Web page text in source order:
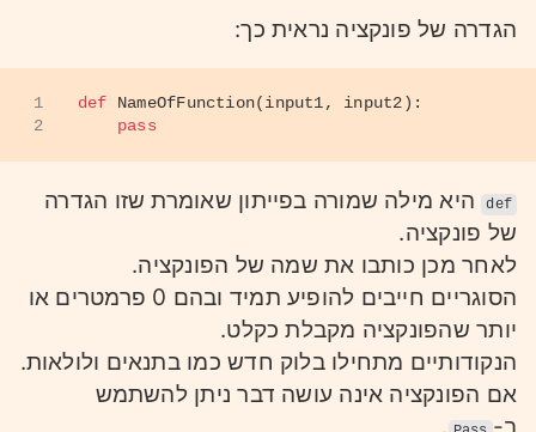
והערך שהתקבל מהפונקציה הזו - הסכום של
המערך עובר לפונקציה
בדוגמא הזו קראנו לפונקציה בתוך פונקציה ככה
שהפלט של הפונקציה שבפנים ישר הולכת לפונקציה
העליונה יותר. היינו יכולים לכתוב את זה גם ככה:
1
s = sum (arr)
הגדרה של פונקציה נראית כך:
1
2
def NameOfFunction(input1, input2):
pass
def היא מילה שמורה בפייתון שאומרת שזו הגדרה
של פונקציה.
לאחר מכן כותבו את שמה של הפונקציה.
הסוגריים חייבים להופיע תמיד ובהם 0 פרמטרים או
יותר שהפונקציה מקבלת כקלט.
הנקודותיים מתחילו בלוק חדש כמו בתנאים ולולאות.
אם הפונקציה אינה עושה דבר ניתן להשתמש